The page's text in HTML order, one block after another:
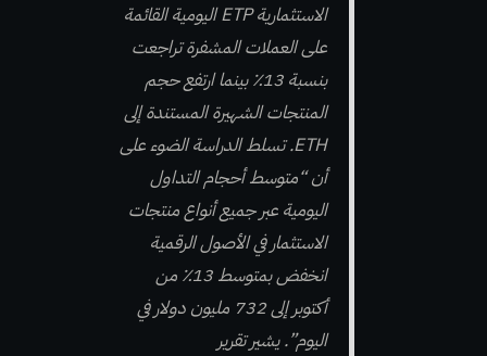
الاستثمارية ETP اليومية القائمة
على العملات المشفرة تراجعت
بنسبة 13٪ بينما ارتفع حجم
المنتجات الشهيرة المستندة إلى
ETH. تسلط الدراسة الضوء على
أن“متوسط ​​أحجام التداول
اليومية عبر جميع أنواع منتجات
الاستثمار في الأصول الرقمية
انخفض بمتوسط ​​13٪ من
أكتوبر إلى 732 مليون دولار في
اليوم”. يشير تقرير